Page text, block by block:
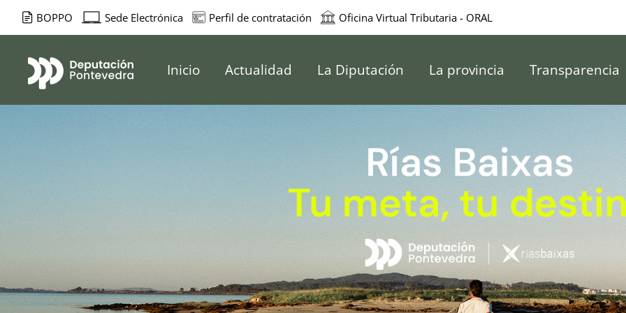
BOPPO Sede Electrónica Perfil de contratación Oficina Virtual Tributaria - ORAL
Deputación de Pontevedra
Inicio Actualidad La Diputación La provincia Transparencia